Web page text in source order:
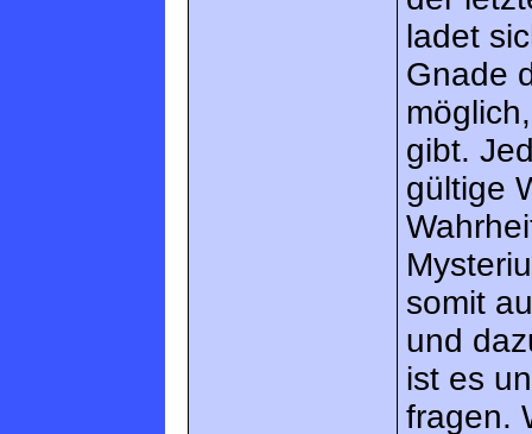
ladet
Gnade
gibt.
gültige
somit
und
ist es
fragen.